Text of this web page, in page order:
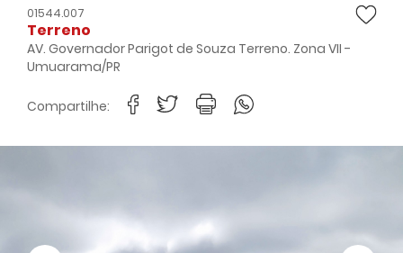
Sobre
Financiamento
Contato
01544.007
Terreno
AV. Governador Parigot de Souza Terreno. Zona VII -
Umuarama/PR
Compartilhe: